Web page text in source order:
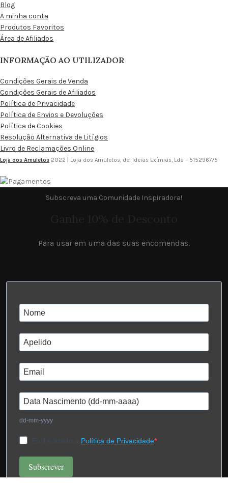
Blog
A minha conta
Produtos Favoritos
Área de Afiliados
INFORMAÇÃO AO UTILIZADOR
Condições Gerais de Venda
Condições Gerais de Afiliados
Política de Privacidade
Política de Envios e Devoluções
Política de Cookies
Resolução Alternativa de Litígios
Livro de Reclamações Online
Loja dos Amuletos 2022 Loja dos Amuletos, de: Ideias Exímias, Lda – 515296775
Subscreva uma Comunidade Inspiradora!
Para usar em uma das suas encomendas.
dd-mm-yyyy
Eu li e aceito a Política de Privacidade
Subscrever